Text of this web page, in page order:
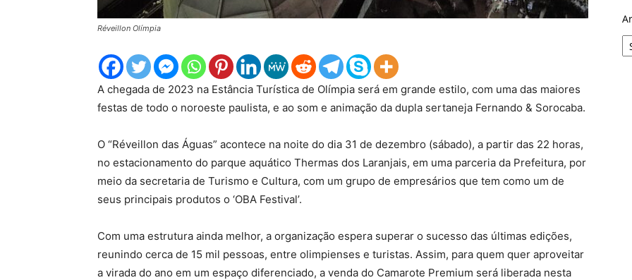
Réveillon Olímpia
A chegada de 2023 na Estância Turística de Olímpia será em grande estilo, com uma das maiores
festas de todo o noroeste paulista, e ao som e animação da dupla sertaneja Fernando & Sorocaba.
O “Réveillon das Águas” acontece na noite do dia 31 de dezembro (sábado), a partir das 22 horas,
no estacionamento do parque aquático Thermas dos Laranjais, em uma parceria da Prefeitura, por
meio da secretaria de Turismo e Cultura, com um grupo de empresários que tem como um de
seus principais produtos o ‘OBA Festival’.
Com uma estrutura ainda melhor, a organização espera superar o sucesso das últimas edições,
reunindo cerca de 15 mil pessoas, entre olimpienses e turistas. Assim, para quem quer aproveitar
a virada do ano em um espaço diferenciado, a venda do Camarote Premium será liberada nesta